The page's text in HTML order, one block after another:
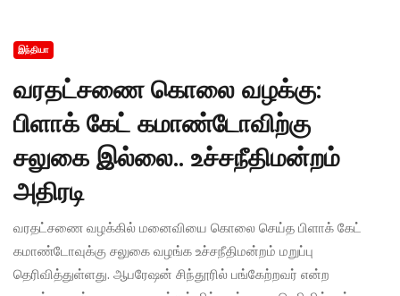
இந்தியா
வரதட்சணை கொலை வழக்கு:
பிளாக் கேட் கமாண்டோவிற்கு
சலுகை இல்லை.. உச்சநீதிமன்றம்
அதிரடி
வரதட்சணை வழக்கில் மனைவியை கொலை செய்த பிளாக் கேட்
கமாண்டோவுக்கு சலுகை வழங்க உச்சநீதிமன்றம் மறுப்பு
தெரிவித்துள்ளது. ஆபரேஷன் சிந்தூரில் பங்கேற்றவர் என்ற